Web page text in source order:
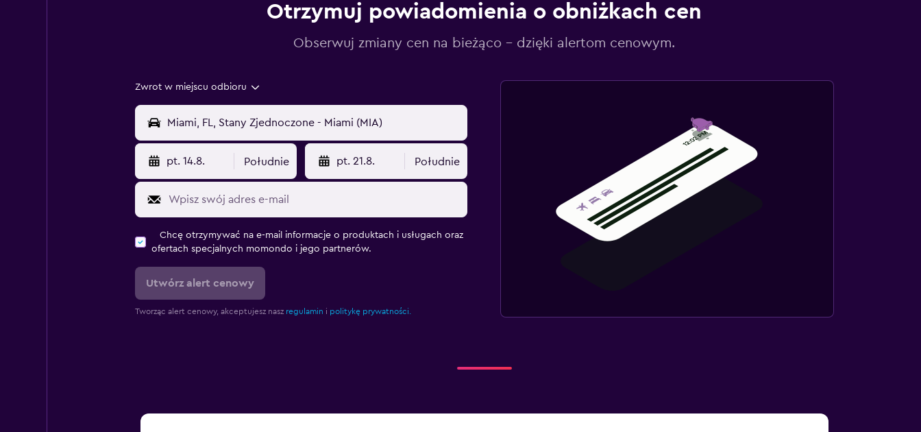
Otrzymuj powiadomienia o obniżkach cen
Obserwuj zmiany cen na bieżąco – dzięki alertom cenowym.
Zwrot w miejscu odbioru
pt. 14.8. Południe pt. 21.8. Południe
Chcę otrzymywać na e-mail informacje o produktach i usługach oraz
ofertach specjalnych momondo i jego partnerów.
Utwórz alert cenowy
Tworząc alert cenowy, akceptujesz nasz regulamin i politykę prywatności.